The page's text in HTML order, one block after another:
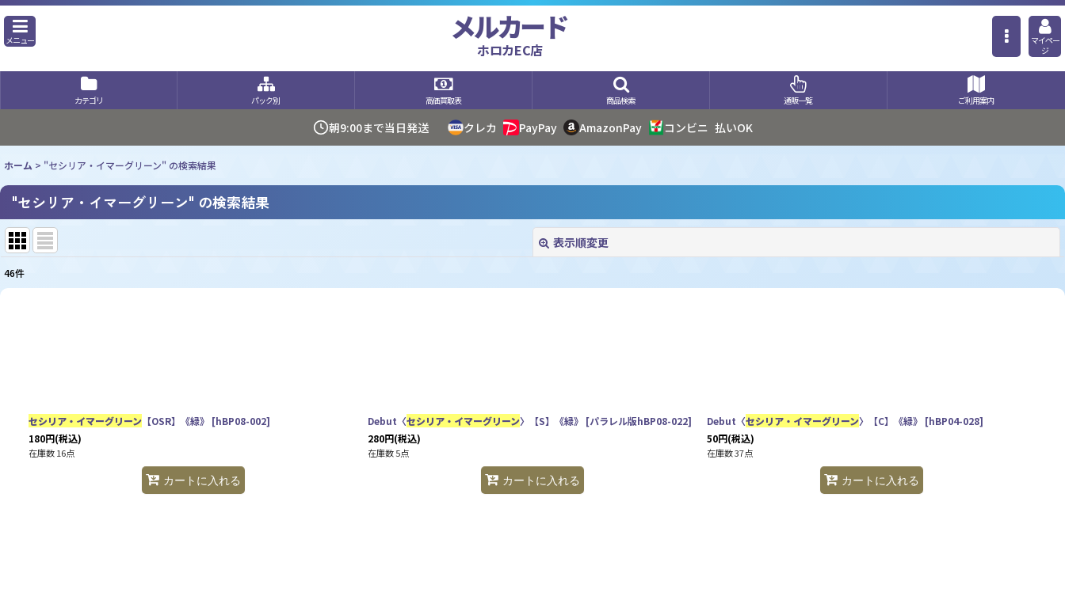
メニュー メルカード
ホロカEC店
マイペー
ジ
カテゴリ パック別 高価買取表 商品検索 通販一覧 ご利用案内
朝9:00まで当日発送 クレカ PayPay AmazonPay コンビニ 払いOK
ホーム > "セシリア・イマーグリーン" の検索結果
"セシリア・イマーグリーン" の検索結果
表示順変更
商品検索
カテゴリ:
特集:
絞り込む
46件
セシリア・イマーグリーン 【OSR】《緑》 [hBP08-002]
180円(税込)
在庫数 16点
カートに入れる
Debut〈セシリア・イマーグリーン〉【S】《緑》 [パラレル版hBP08-022]
280円(税込)
在庫数 5点
カートに入れる
Debut〈セシリア・イマーグリーン〉【C】《緑》 [hBP04-028]
50円(税込)
在庫数 37点
カートに入れる